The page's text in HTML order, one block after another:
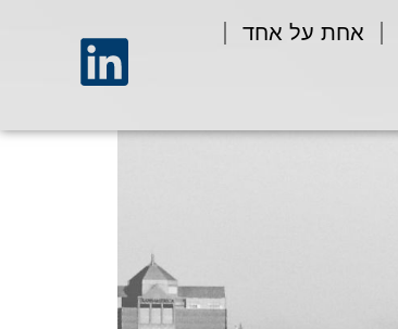
אחת על אחד